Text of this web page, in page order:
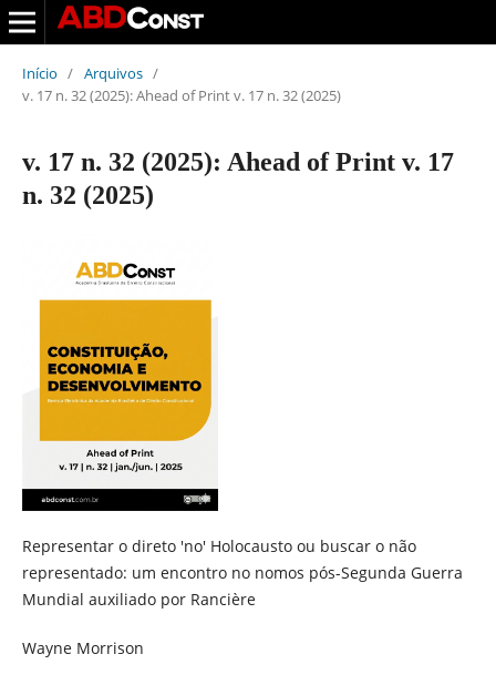
Início / Arquivos /
v. 17 n. 32 (2025): Ahead of Print v. 17 n. 32 (2025)
v. 17 n. 32 (2025): Ahead of Print v. 17
n. 32 (2025)
Representar o direto 'no' Holocausto ou buscar o não
representado: um encontro no nomos pós-Segunda Guerra
Mundial auxiliado por Rancière
Wayne Morrison